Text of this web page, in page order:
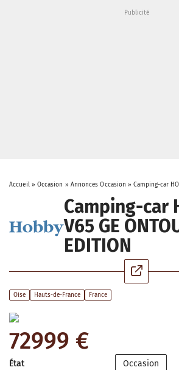
Accueil» Occasion » Annonces Occasion »Camping-car
Camping-car
V65 GE
EDITION
Oise Hauts-de-France France
72999 €
État Occasion